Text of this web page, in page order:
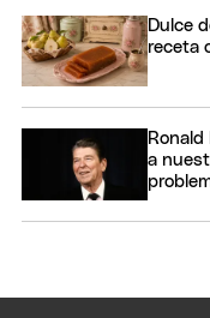
Dulce
receta
Ronald
a